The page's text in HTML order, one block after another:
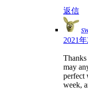
返信
2021
Thanks
may
perfect
week,